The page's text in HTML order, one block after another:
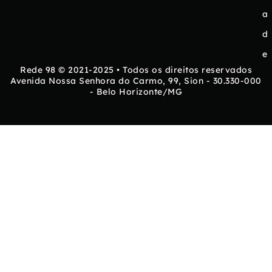
a
d
e
Rede 98 © 2021-2025 • Todos os direitos reservados
Avenida Nossa Senhora do Carmo, 99, Sion - 30.330-000
- Belo Horizonte/MG